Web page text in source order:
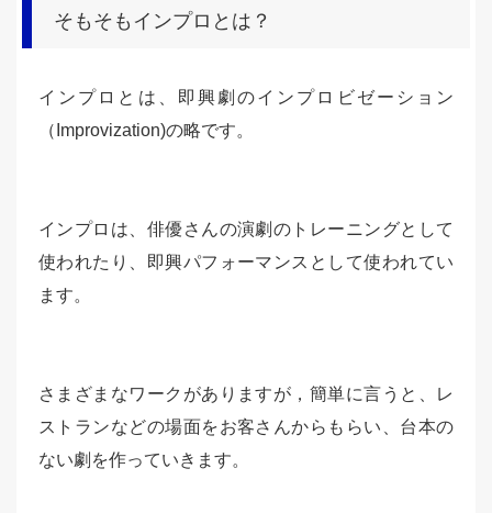
そもそもインプロとは？
インプロとは、即興劇のインプロビゼーション
（Improvization)の略です。
インプロは、俳優さんの演劇のトレーニングとして
使われたり、即興パフォーマンスとして使われてい
ます。
さまざまなワークがありますが，簡単に言うと、レ
ストランなどの場面をお客さんからもらい、台本の
ない劇を作っていきます。